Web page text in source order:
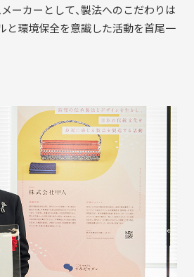
ーカーとして、製法へのこだわりは
と環境保全を意識した活動を首尾一